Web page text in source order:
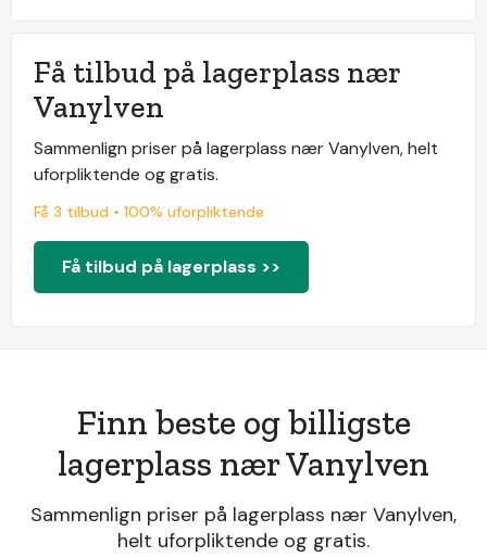
Få tilbud på lagerplass nær
Vanylven
Sammenlign priser på lagerplass nær Vanylven, helt
uforpliktende og gratis.
Få 3 tilbud • 100% uforpliktende
Få tilbud på lagerplass >>
Finn beste og billigste
lagerplass nær Vanylven
Sammenlign priser på lagerplass nær Vanylven,
helt uforpliktende og gratis.